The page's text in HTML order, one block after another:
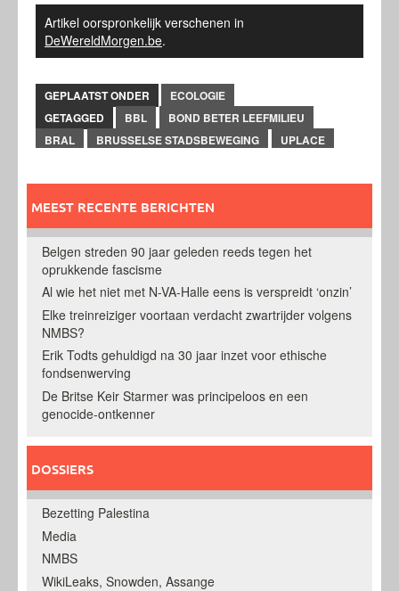
Artikel oorspronkelijk verschenen in
DeWereldMorgen.be.
GEPLAATST ONDER
ECOLOGIE
GETAGGED
BBL
BOND BETER LEEFMILIEU
BRAL
BRUSSELSE STADSBEWEGING UPLACE
MEEST RECENTE BERICHTEN
Belgen streden 90 jaar geleden reeds tegen het
oprukkende fascisme
Al wie het niet met N-VA-Halle eens is verspreidt ‘onzin’
Elke treinreiziger voortaan verdacht zwartrijder volgens
NMBS?
Erik Todts gehuldigd na 30 jaar inzet voor ethische
fondsenwerving
De Britse Keir Starmer was principeloos en een
genocide-ontkenner
DOSSIERS
Bezetting Palestina
Media
NMBS
WikiLeaks, Snowden, Assange